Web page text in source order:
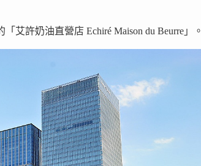
艾許奶油直營店 Echiré Maison du Beurre」。